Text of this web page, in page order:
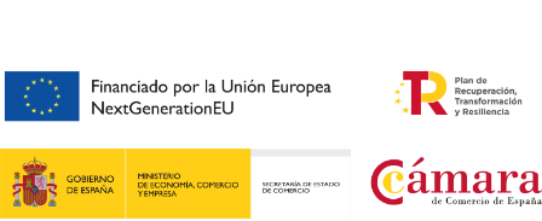
AVISO LEGAL, PRIVACIDAD Y COOKIES
REBAJAS
PREGUNTAS FRECUENTES